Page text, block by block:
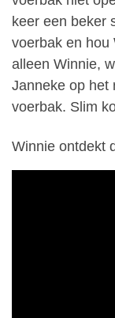
keer een beker
voerbak en hou
alleen Winnie,
Janneke op het
voerbak. Slim
Winnie ontdekt